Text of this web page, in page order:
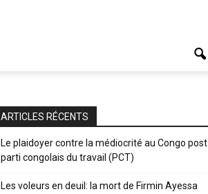
ARTICLES RÉCENTS
Le plaidoyer contre la médiocrité au Congo post
parti congolais du travail (PCT)
Les voleurs en deuil: la mort de Firmin Ayessa